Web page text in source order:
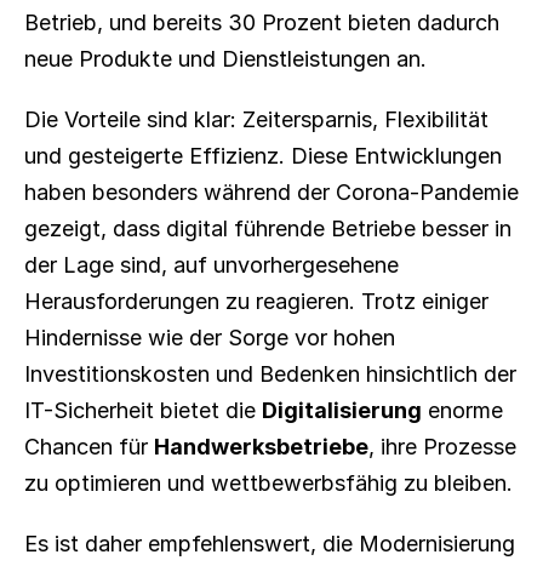
Betrieb, und bereits 30 Prozent bieten dadurch
neue Produkte und Dienstleistungen an.
Die Vorteile sind klar: Zeitersparnis, Flexibilität
und gesteigerte Effizienz. Diese Entwicklungen
haben besonders während der Corona-Pandemie
gezeigt, dass digital führende Betriebe besser in
der Lage sind, auf unvorhergesehene
Herausforderungen zu reagieren. Trotz einiger
Hindernisse wie der Sorge vor hohen
Investitionskosten und Bedenken hinsichtlich der
IT-Sicherheit bietet die Digitalisierung enorme
Chancen für Handwerksbetriebe, ihre Prozesse
zu optimieren und wettbewerbsfähig zu bleiben.
Es ist daher empfehlenswert, die Modernisierung